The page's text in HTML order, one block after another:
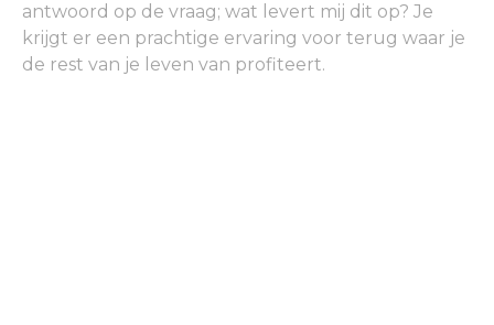
antwoord op de vraag; wat levert mij dit op? Je
krijgt er een prachtige ervaring voor terug waar je
de rest van je leven van profiteert.